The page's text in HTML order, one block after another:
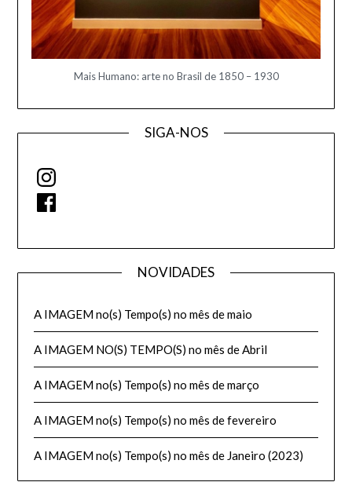
Mais Humano: arte no Brasil de 1850 – 1930
SIGA-NOS
Instagram
Facebook
NOVIDADES
A IMAGEM no(s) Tempo(s) no mês de maio
A IMAGEM NO(S) TEMPO(S) no mês de Abril
A IMAGEM no(s) Tempo(s) no mês de março
A IMAGEM no(s) Tempo(s) no mês de fevereiro
A IMAGEM no(s) Tempo(s) no mês de Janeiro (2023)